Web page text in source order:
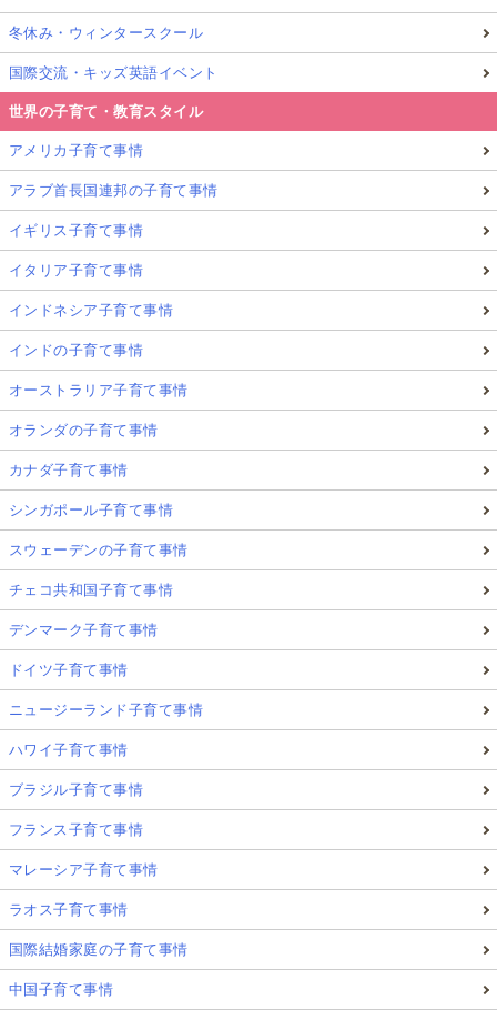
冬休み・ウィンタースクール
国際交流・キッズ英語イベント
世界の子育て・教育スタイル
アメリカ子育て事情
アラブ首長国連邦の子育て事情
イギリス子育て事情
イタリア子育て事情
インドネシア子育て事情
インドの子育て事情
オーストラリア子育て事情
オランダの子育て事情
カナダ子育て事情
シンガポール子育て事情
スウェーデンの子育て事情
チェコ共和国子育て事情
デンマーク子育て事情
ドイツ子育て事情
ニュージーランド子育て事情
ハワイ子育て事情
ブラジル子育て事情
フランス子育て事情
マレーシア子育て事情
ラオス子育て事情
国際結婚家庭の子育て事情
中国子育て事情